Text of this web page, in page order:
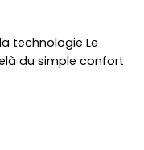
technologie Le
du simple confort